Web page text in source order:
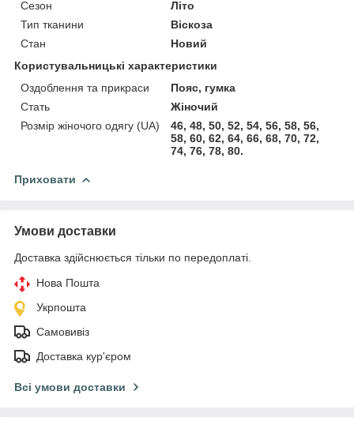
Сезон
Літо
Тип тканини
Віскоза
Стан
Новий
Користувальницькі характеристики
Оздоблення та прикраси
Пояс, гумка
Стать
Жіночий
Розмір жіночого одягу (UA)
46, 48, 50, 52, 54, 56, 58, 56,
58, 60, 62, 64, 66, 68, 70, 72,
74, 76, 78, 80.
Приховати
Умови доставки
Доставка здійснюється тільки по передоплаті.
Нова Пошта
Укрпошта
Самовивіз
Доставка кур'єром
Всі умови доставки